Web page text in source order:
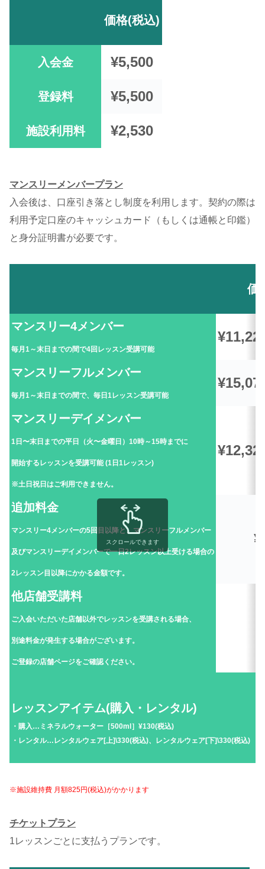
価格(税込)
入会金 ¥5,500
登録料 ¥5,500
施設利用料 ¥2,530
マンスリーメンバープラン
入会後は、口座引き落とし制度を利用します。契約の際は
利用予定口座のキャッシュカード（もしくは通帳と印鑑）
と身分証明書が必要です。
価
マンスリー4メンバー
毎月1～末日までの間で4回レッスン受講可能
マンスリーフルメンバー
毎月1～末日までの間で、毎日1レッスン受講可能
マンスリーデイメンバー
1日〜末日までの平日（火〜金曜日）10時～15時までに
開始するレッスンを受講可能 (1日1レッスン)
※土日祝日はご利用できません。
追加料金
マンスリー4メンバーの5回目以降と、マンスリーフルメンバー
及びマンスリーデイメンバーで一日2レッスン以上受ける場合の
2レッスン目以降にかかる金額です。
他店舗受講料
ご入会いただいた店舗以外でレッスンを受講される場合、
別途料金が発生する場合がございます。
ご登録の店舗ページをご確認ください。
レッスンアイテム(購入・レンタル)
・購入…ミネラルウォーター［500ml］¥130(税込)
・レンタル…レンタルウェア[上]\330(税込)、レンタルウェア[下]\330(税込)
スクロールできます
※施設維持費 月額825円(税込)がかかります
チケットプラン
1レッスンごとに支払うプランです。